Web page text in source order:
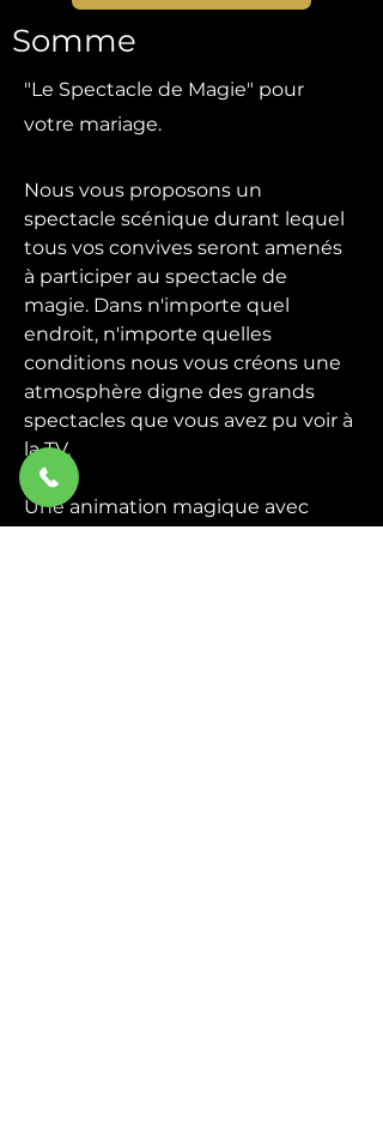
Somme
"Le Spectacle de Magie" pour
votre mariage.
Nous vous proposons un
spectacle scénique durant lequel
tous vos convives seront amenés
à participer au spectacle de
magie. Dans n'importe quel
endroit, n'importe quelles
conditions nous vous créons une
atmosphère digne des grands
spectacles que vous avez pu voir à
la TV.
Une animation magique avec